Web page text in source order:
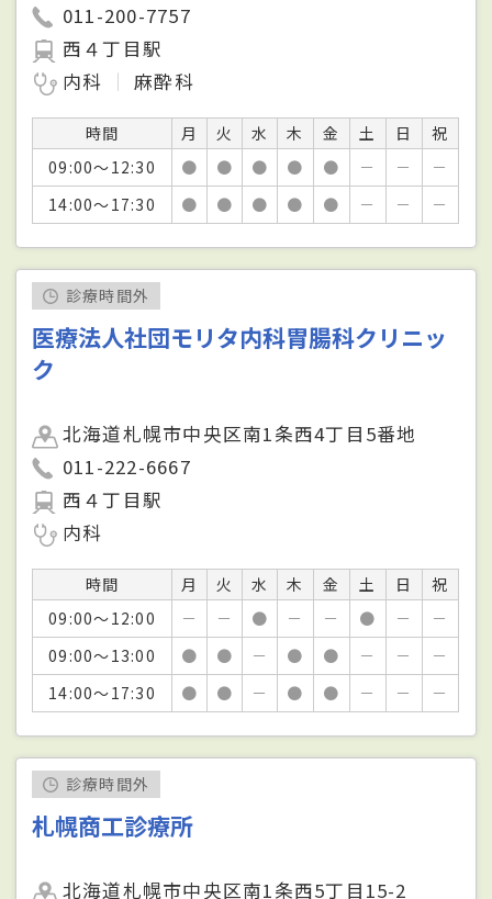
011-200-7757
西４丁目駅
内科
麻酔科
時間 月 火 水 木 金 土 日
祝
09:00～12:30
● ● ● ● ● － －
－
14:00～17:30
● ● ● ● ● － － －
診療時間外
医療法人社団モリタ内科胃腸科クリニッ
ク
北海道札幌市中央区南1条西4丁目5番地
011-222-6667
西４丁目駅
内科
時間 月 火 水 木 金 土 日
祝
09:00～12:00
－ － ● － － ● －
－
09:00～13:00
● ● － ● ● － －
－
14:00～17:30
● ● － ● ● － － －
診療時間外
札幌商工診療所
北海道札幌市中央区南1条西5丁目15-2